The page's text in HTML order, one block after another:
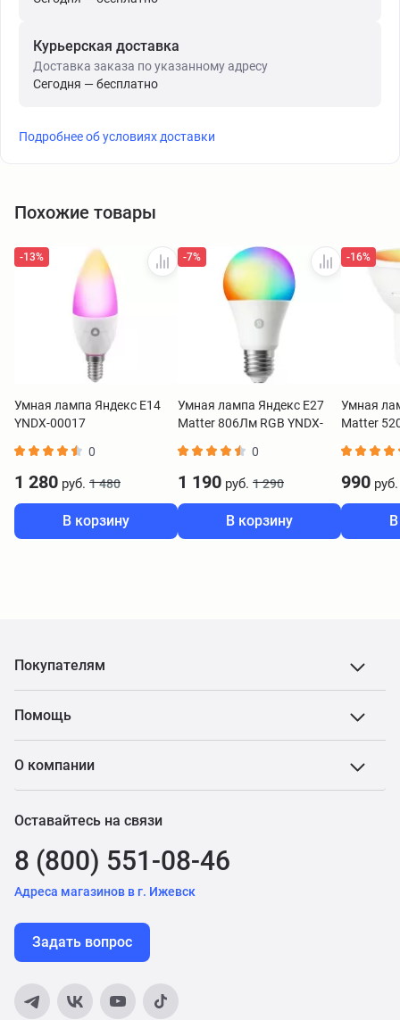
Курьерская доставка
Доставка заказа по указанному адресу
Сегодня — бесплатно
Подробнее об условиях доставки
Похожие товары
-13%
Умная лампа Яндекс Е14
YNDX-00017
0
1 280 руб. 1 480
В корзину
-7%
Умная лампа Яндекс Е27
Matter 806Лм RGB YNDX-
0
1 190 руб. 1 290
В корзину
-16%
Умная
Matter
990 руб.
Покупателям
Помощь
О компании
Оставайтесь на связи
8 (800) 551-08-46
Адреса магазинов в г. Ижевск
Задать вопрос